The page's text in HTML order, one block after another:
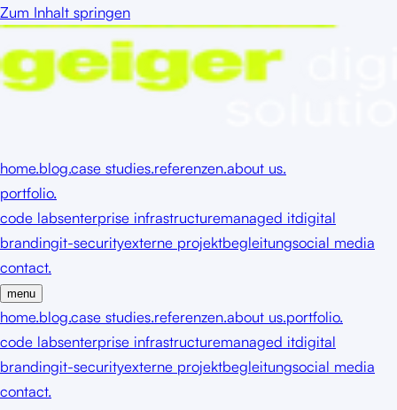
Zum Inhalt springen
home.blog.case studies.referenzen.about us.
portfolio.
code labsenterprise infrastructuremanaged itdigital
brandingit-securityexterne projektbegleitungsocial media
contact.
menu
home.blog.case studies.referenzen.about us.portfolio.
code labsenterprise infrastructuremanaged itdigital
brandingit-securityexterne projektbegleitungsocial media
contact.